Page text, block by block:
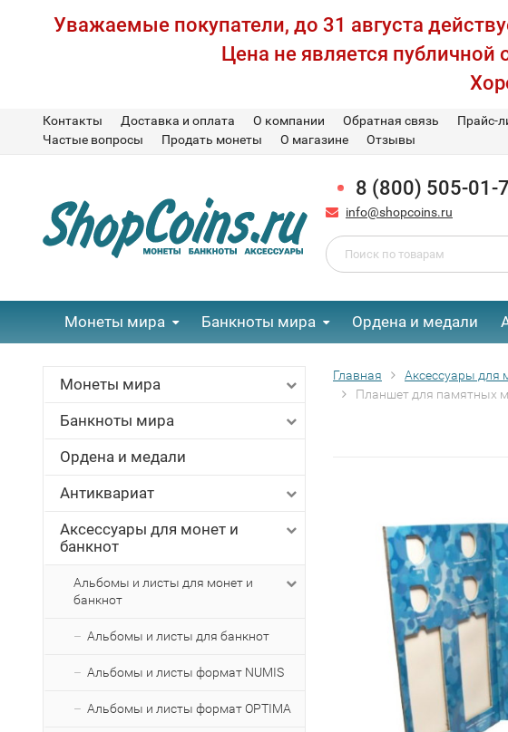
Уважаемые покупатели, до 31 августа
Цена не является
Контакты Доставка и оплата О компании Обратная связь Прайс-
Частые вопросы
Продать монеты О магазине Отзывы
8 (800) 505-01-
info@shopcoins.ru
Монеты мира Банкноты мира Ордена и медали
Монеты мира
Банкноты мира
Ордена и медали
Антиквариат
Аксессуары для монет и
банкнот
Альбомы и листы для монет и
банкнот
Альбомы и листы для банкнот
Альбомы и листы формат NUMIS
Альбомы и листы формат OPTIMA
Главная Аксессуары для
Планшет для памятных